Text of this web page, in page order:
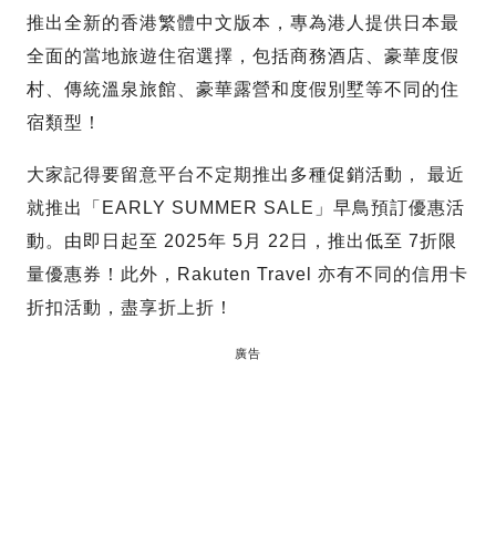
推出全新的香港繁體中文版本，專為港人提供日本最
全面的當地旅遊住宿選擇，包括商務酒店、豪華度假
村、傳統溫泉旅館、豪華露營和度假別墅等不同的住
宿類型！
大家記得要留意平台不定期推出多種促銷活動， 最近
就推出「EARLY SUMMER SALE」早鳥預訂優惠活
動。由即日起至 2025年 5月 22日，推出低至 7折限
量優惠券！此外，Rakuten Travel 亦有不同的信用卡
折扣活動，盡享折上折！
廣告